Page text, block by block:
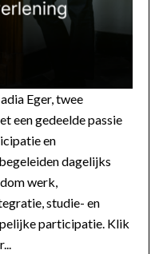
Eger, twee
een gedeelde passie
en
dagelijks
werk,
studie- en
participatie. Klik